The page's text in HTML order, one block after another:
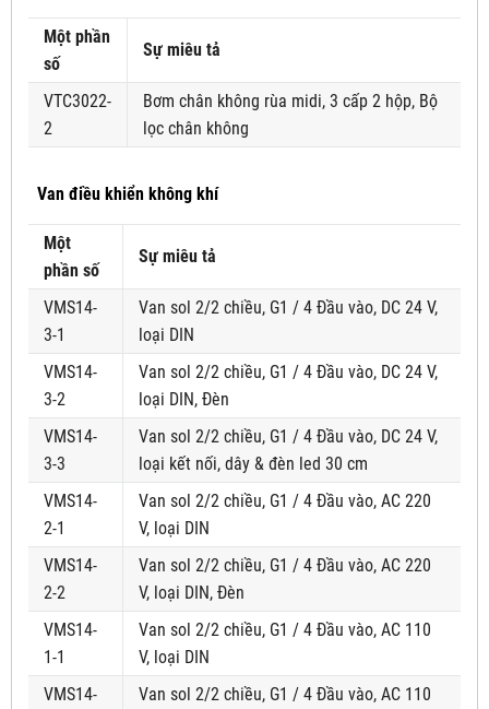
Một phần
số
Sự miêu tả
VTC3022-
2
Bơm chân không rùa midi, 3 cấp 2 hộp, Bộ
lọc chân không
Van điều khiển không khí
Một
phần số
Sự miêu tả
VMS14-
3-1
Van sol 2/2 chiều, G1 / 4 Đầu vào, DC 24 V,
loại DIN
VMS14-
3-2
Van sol 2/2 chiều, G1 / 4 Đầu vào, DC 24 V,
loại DIN, Đèn
VMS14-
3-3
Van sol 2/2 chiều, G1 / 4 Đầu vào, DC 24 V,
loại kết nối, dây & đèn led 30 cm
VMS14-
2-1
Van sol 2/2 chiều, G1 / 4 Đầu vào, AC 220
V, loại DIN
VMS14-
2-2
Van sol 2/2 chiều, G1 / 4 Đầu vào, AC 220
V, loại DIN, Đèn
VMS14-
1-1
Van sol 2/2 chiều, G1 / 4 Đầu vào, AC 110
V, loại DIN
VMS14-
Van sol 2/2 chiều, G1 / 4 Đầu vào, AC 110